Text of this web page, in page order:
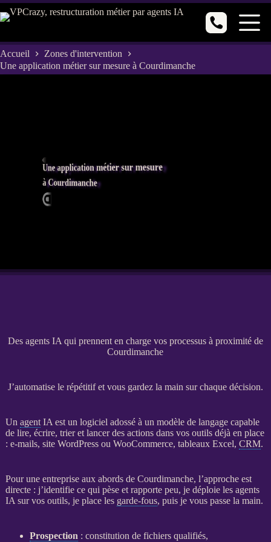
Passer
au
Accueil
Zones d'intervention
Une application métier sur mesure à Courdimanche
Une application métier sur mesure
à Courdimanche
Des agents IA qui prennent en charge vos processus à proximité de
Courdimanche
J’automatise le répétitif et vous gardez la main sur chaque décision.
Un agent IA est un logiciel adossé à un modèle de langage capable
de lire, écrire, trier et lancer des actions dans vos outils déjà en place
: e-mails, site WordPressou WooCommerce, tableaux Excel, CRM.
Pour une entreprise aux abords de Courdimanche, l’approche est
directe : j’identifie ce qui pèse et rapporte peu, je déploie les agents
IA sur vos outils, je place les garde-fous, puis je vous passe la main.
Prospection : constitution de fichiers qualifiés,